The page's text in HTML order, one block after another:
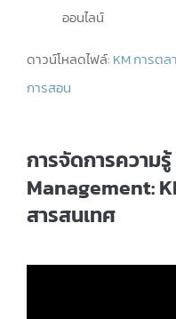
ออนไลน์
ดาวน์โหลดไฟล์: KM การตล
การสอน
การจัดการความ
Management:
สารสนเทศ